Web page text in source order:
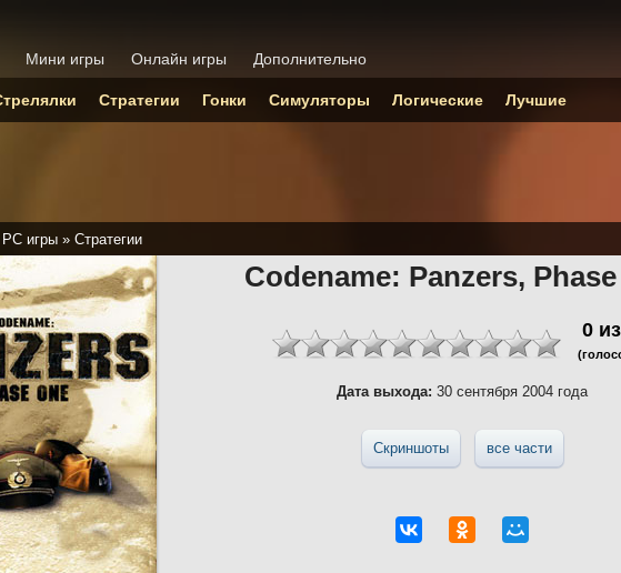
PC игры » Стратегии
Codename: Panzers,
0из
Дата выхода: 30 сентября 2004 года
Скриншоты все части
Мини игры Онлайн игры Дополнительно
Стратегии Гонки Симуляторы Логические Лучшие